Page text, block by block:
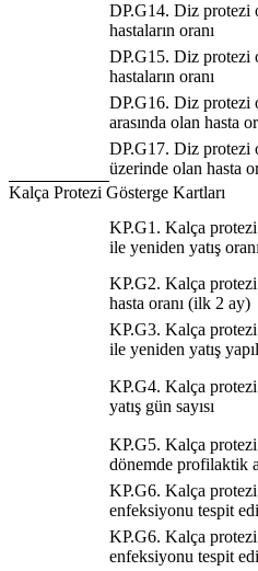
DP.G14. Diz protezi
hastaların oranı
DP.G15. Diz protezi
hastaların oranı
DP.G16. Diz protezi
arasında olan hasta
DP.G17. Diz protezi
üzerinde olan hasta
Kalça Protezi Gösterge Kartları
KP.G1. Kalça
ile yeniden yatış
KP.G2. Kalça protezi
hasta oranı (ilk 2 ay)
KP.G3. Kalça
ile yeniden yatış
KP.G4. Kalça protezi
yatış gün sayısı
KP.G5. Kalça
dönemde profilaktik
KP.G6. Kalça
enfeksiyonu tespit
KP.G6. Kalça
enfeksiyonu tespit